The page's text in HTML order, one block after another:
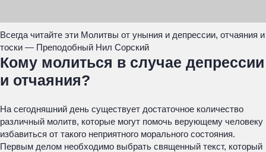
Всегда читайте эти Молитвы от уныния и депрессии, отчаяния и
тоски — Преподобный Нил Сорский
Кому молиться в случае депрессии
и отчаяния?
На сегодняшний день существует достаточное количество
различный молитв, которые могут помочь верующему человеку
избавиться от такого неприятного морального состояния.
Первым делом необходимо выбрать священный текст, который